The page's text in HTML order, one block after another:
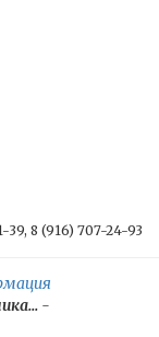
39, 8 (916) 707-24-93
-